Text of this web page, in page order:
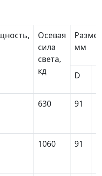
Осевая
сила
света,
кд
мм
D
630 91
1060 91